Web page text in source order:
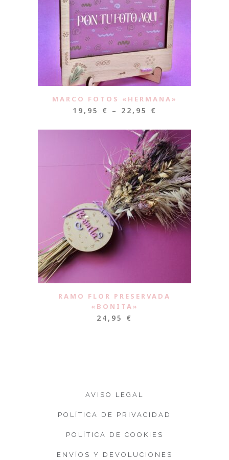
MARCO FOTOS «HERMANA»
19,95 € – 22,95 €
RAMO FLOR PRESERVADA
«BONITA»
24,95 €
AVISO LEGAL
POLÍTICA DE PRIVACIDAD
POLÍTICA DE COOKIES
ENVÍOS Y DEVOLUCIONES